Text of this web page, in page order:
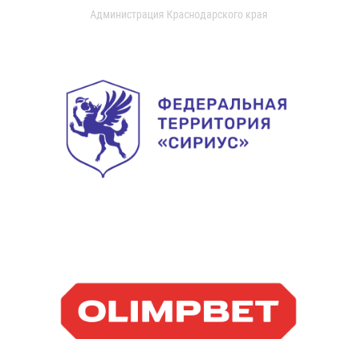
Администрация Краснодарского края